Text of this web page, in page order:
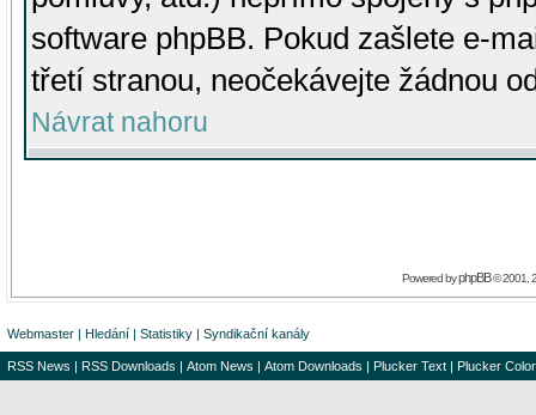
software phpBB. Pokud zašlete e-
třetí stranou, neočekávejte žádnou
Návrat nahoru
Powered byphpBB© 2001,
Webmaster | Hledání | Statistiky | Syndikační kanály
RSS News | RSS Downloads | Atom News | Atom Downloads | Plucker Text | Plucker Color